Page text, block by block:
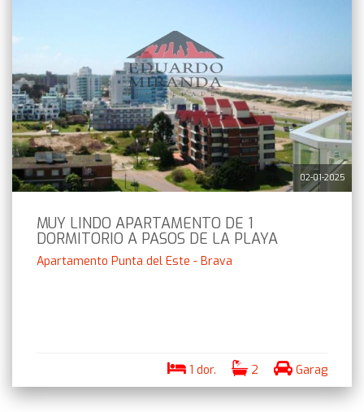
02-01-2025
MUY LINDO APARTAMENTO DE 1
DORMITORIO A PASOS DE LA PLAYA
Apartamento Punta del Este - Brava
1 dor. 2 Garag